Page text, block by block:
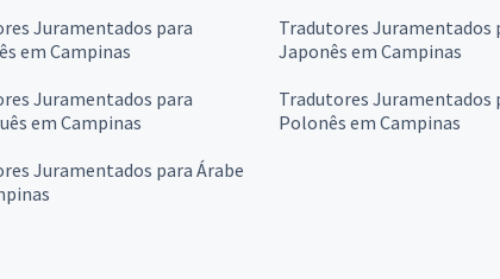
Juramentados para
em Campinas
Tradutores Juramentados
Japonês em Campinas
Juramentados para
em Campinas
Tradutores Juramentados
Polonês em Campinas
Juramentados para Árabe